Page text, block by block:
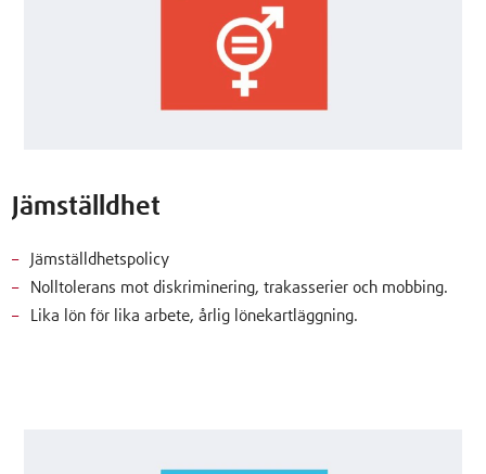
Jämställdhet
Jämställdhetspolicy
Nolltolerans mot diskriminering, trakasserier och mobbing.
Lika lön för lika arbete, årlig lönekartläggning.